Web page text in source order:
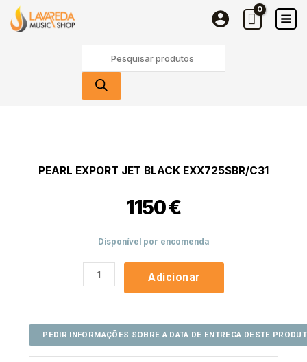
content
search
PEARL EXPORT JET BLACK EXX725SBR/C31
1150€
Disponível por encomenda
Export
Jet
EXX725SBR/C31
Adicionar
EXX725SBR/C31